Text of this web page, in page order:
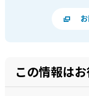
この情報は